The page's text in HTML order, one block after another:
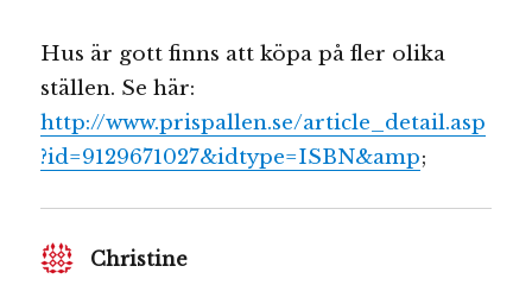
Hus är gott finns att köpa på fler olika
ställen. Se här:
http://www.prispallen.se/article_detail.asp
?id=9129671027&idtype=ISBN&amp;
Christine